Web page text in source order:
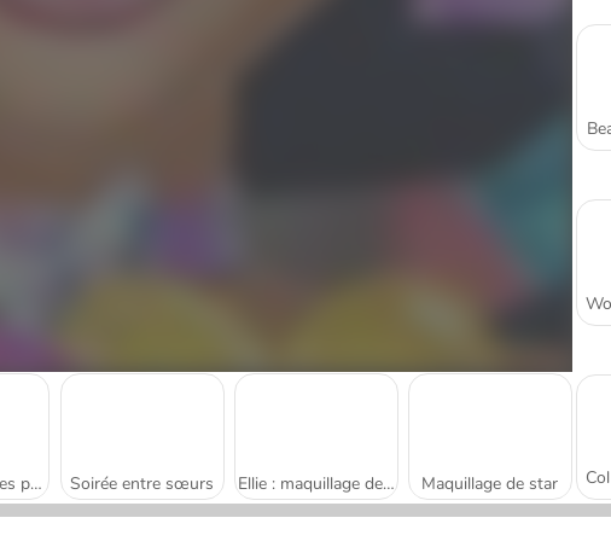
Princesse : Fêtes pascales Soirée entre sœurs Ellie : maquillage de festival Maquillage de star